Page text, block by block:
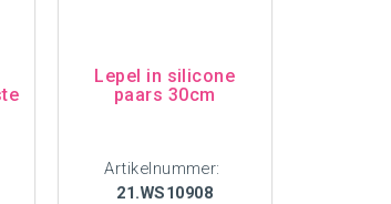
Lepel in silicone
paars 30cm
Artikelnummer:
21.WS10908